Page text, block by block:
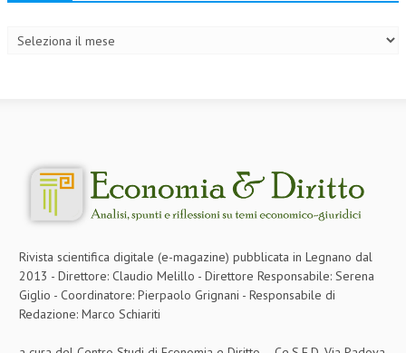
DIRITTO PENALE D’IMPRESA
CRIMINOLOGIA E CRIMINALISTICA
SICUREZZA SUL LAVORO
DIRITTO TRIBUTARIO
FISCALITÀ INTERNAZIONALE
TAX RISK MANAGEMENT
Rivista scientifica digitale (e-magazine) pubblicata in Legnano dal
2013 - Direttore: Claudio Melillo - Direttore Responsabile: Serena
Giglio - Coordinatore: Pierpaolo Grignani - Responsabile di
Redazione: Marco Schiariti